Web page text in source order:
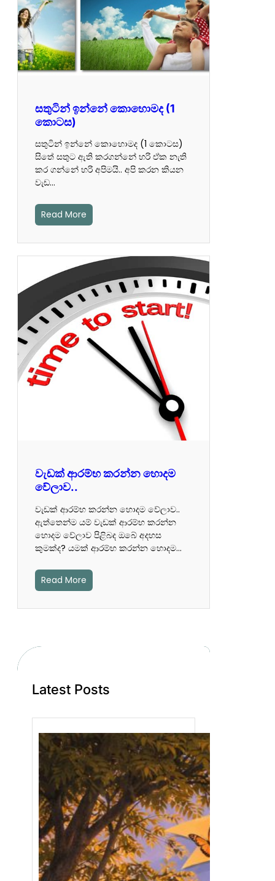
සතුටින් ඉන්නේ කොහොමද (1
‍කොටස)
සතුටින් ඉන්නේ කොහොමද (1 ‍කොටස)
සිතේ සතුට ඇති කරගන්නේ හරි ඒක නැති
කර ගන්නේ හරි අපිමයි.. අපි කරන කියන
වැඩ…
Read More
වැඩක් ආරම්භ කරන්න හොදම
වේලාව..
වැඩක් ආරම්භ කරන්න හොදම වේලාව..
ඇත්තෙන්ම යම් වැඩක් ආරම්භ කරන්න
හොදම වේලාව පිළිබද ඔබේ අදහස
කුමක්ද? යමක් ආරම්භ කරන්න හොදම…
Read More
Latest Posts